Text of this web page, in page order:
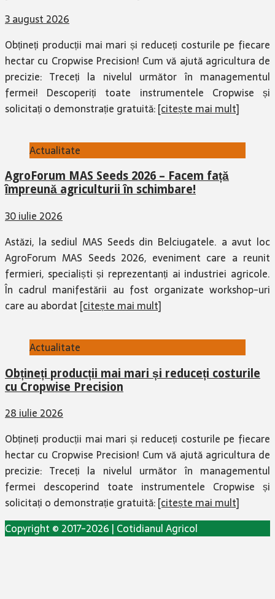
3 august 2026
Obțineți producții mai mari și reduceți costurile pe fiecare
hectar cu Cropwise Precision! Cum vă ajută agricultura de
precizie: Treceți la nivelul următor în managementul
fermei! Descoperiți toate instrumentele Cropwise și
solicitați o demonstrație gratuită:[citește mai mult]
Actualitate
AgroForum MAS Seeds 2026 – Facem față
împreună agriculturii în schimbare!
30 iulie 2026
Astăzi, la sediul MAS Seeds din Belciugatele. a avut loc
AgroForum MAS Seeds 2026, eveniment care a reunit
fermieri, specialiști și reprezentanți ai industriei agricole.
În cadrul manifestării au fost organizate workshop-uri
care au abordat [citește mai mult]
Actualitate
Obțineți producții mai mari și reduceți costurile
cu Cropwise Precision
28 iulie 2026
Obțineți producții mai mari și reduceți costurile pe fiecare
hectar cu Cropwise Precision! Cum vă ajută agricultura de
precizie: Treceți la nivelul următor în managementul
fermei descoperind toate instrumentele Cropwise și
solicitați o demonstrație gratuită:[citește mai mult]
Copyright © 2017-2026 | Cotidianul Agricol